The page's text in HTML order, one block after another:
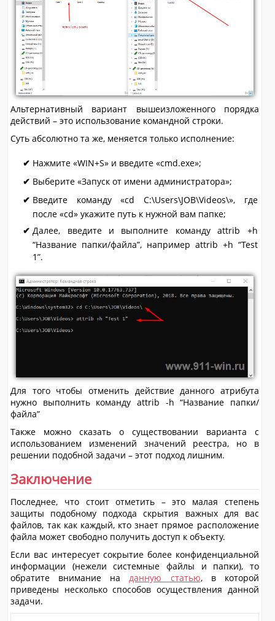
Альтернативный вариант вышеизложенного порядка
действий – это использование командной строки.
Суть абсолютно та же, меняется только исполнение:
Нажмите «WIN+S» и введите «cmd.exe»;
Выберите «Запуск от имени администратора»;
Введите команду «cd C:\Users\JOB\Videos\», где
после «cd» укажите путь к нужной вам папке;
Далее, введите и выполните команду attrib +h
“Название папки/файла”, например attrib +h “Test
1”.
Для того чтобы отменить действие данного атрибута
нужно выполнить команду attrib -h “Название папки/
файла”
Также можно сказать о существовании варианта с
использованием изменений значений реестра, но в
решении подобной задачи – этот подход лишним.
Заключение
Последнее, что стоит отметить – это малая степень
защиты подобному подхода скрытия важных для вас
файлов, так как каждый, кто знает прямое расположение
файла может свободно получить доступ к объекту.
Если вас интересует сокрытие более конфиденциальной
информации (нежели системные файлы и папки), то
обратите внимание на данную статью, в которой
приведены несколько способов осуществления данной
задачи.